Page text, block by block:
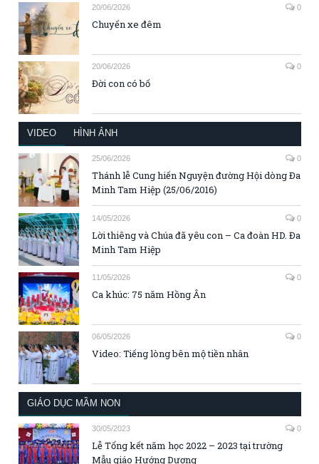
20/06/2026 0
Chuyến xe đêm
20/06/2026 0
Đời con có bố
VIDEO HÌNH ẢNH
25/06/2026 0
Thánh lễ Cung hiến Nguyện đường Hội dòng Đa
Minh Tam Hiệp (25/06/2016)
14/05/2026 0
Lời thiêng và Chúa đã yêu con – Ca đoàn HD. Đa
Minh Tam Hiệp
11/05/2026 0
Ca khúc: 75 năm Hồng Ân
06/05/2026 0
Video: Tiếng lòng bên mộ tiền nhân
GIÁO DỤC MẦM NON
30/05/2023 0
Lễ Tổng kết năm học 2022 – 2023 tại trường
Mẫu giáo Hướng Dương